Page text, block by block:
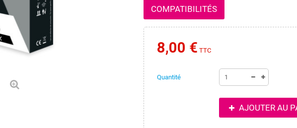
COMPATIBILITÉS
8,00 € TTC
Quantité
AJOUTER AU